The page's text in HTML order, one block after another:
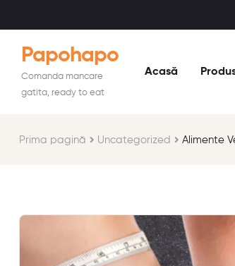
Papohapo
Comanda mancare
gatita, ready to eat
Acasă
Prima pagină Uncategorized Alimente